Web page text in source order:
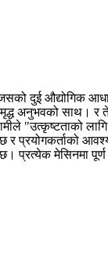
जसको दुई
अनुभवको
"उत्कृष्टताको
र
प्रत्येक